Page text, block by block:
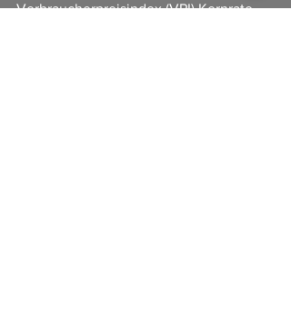
Verbraucherpreisindex (VPI) Kernrate